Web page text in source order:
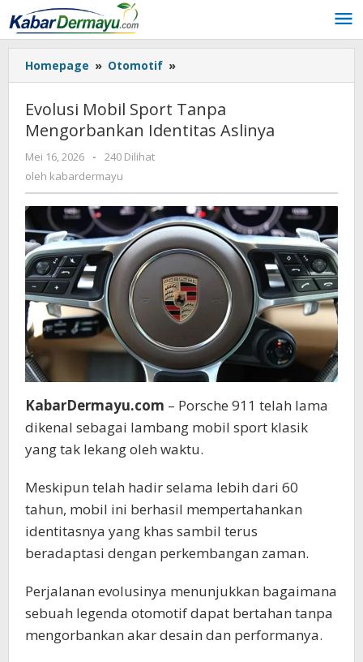
Lewati
ke
konten
Homepage » Otomotif »
Mobil
Tanpa
Mengorbankan
Evolusi Mobil Sport Tanpa
Mengorbankan Identitas Aslinya
Mei 16, 2026
oleh
kabardermayu
-
240 Dilihat
oleh kabardermayu
KabarDermayu.com – Porsche 911 telah lama
dikenal sebagai lambang mobil sport klasik
yang tak lekang oleh waktu.
Meskipun telah hadir selama lebih dari 60
tahun, mobil ini berhasil mempertahankan
identitasnya yang khas sambil terus
beradaptasi dengan perkembangan zaman.
Perjalanan evolusinya menunjukkan bagaimana
sebuah legenda otomotif dapat bertahan tanpa
mengorbankan akar desain dan performanya.